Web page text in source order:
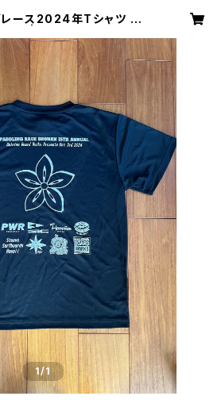
レース2024年Tシャツ ブ
1/1